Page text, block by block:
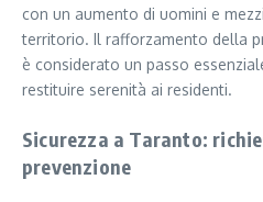
con un aumento di uomini e
territorio. Il rafforzamento della
è considerato un passo
restituire serenità ai residenti.
Sicurezza a Taranto:
prevenzione